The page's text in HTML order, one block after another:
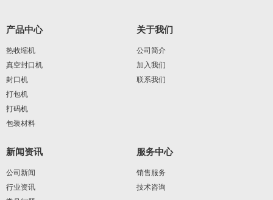
产品中心
热收缩机
真空封口机
封口机
打包机
打码机
包装材料
关于我们
公司简介
加入我们
联系我们
新闻资讯
公司新闻
行业资讯
服务中心
销售服务
技术咨询